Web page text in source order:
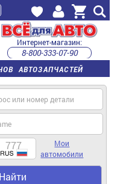
АВТОЗАПЧАСТЕЙ
Интернет-магазин:
8-800-333-07-90
работы с 9:00 до 22:00 (пн-пт)
Мои
автомобили
Найти